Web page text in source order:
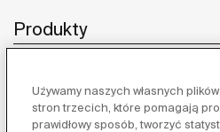
Produkty
Obsługa klienta
Używamy naszych własnych
stron trzecich, które pomagają
prawidłowy sposób, tworzyć